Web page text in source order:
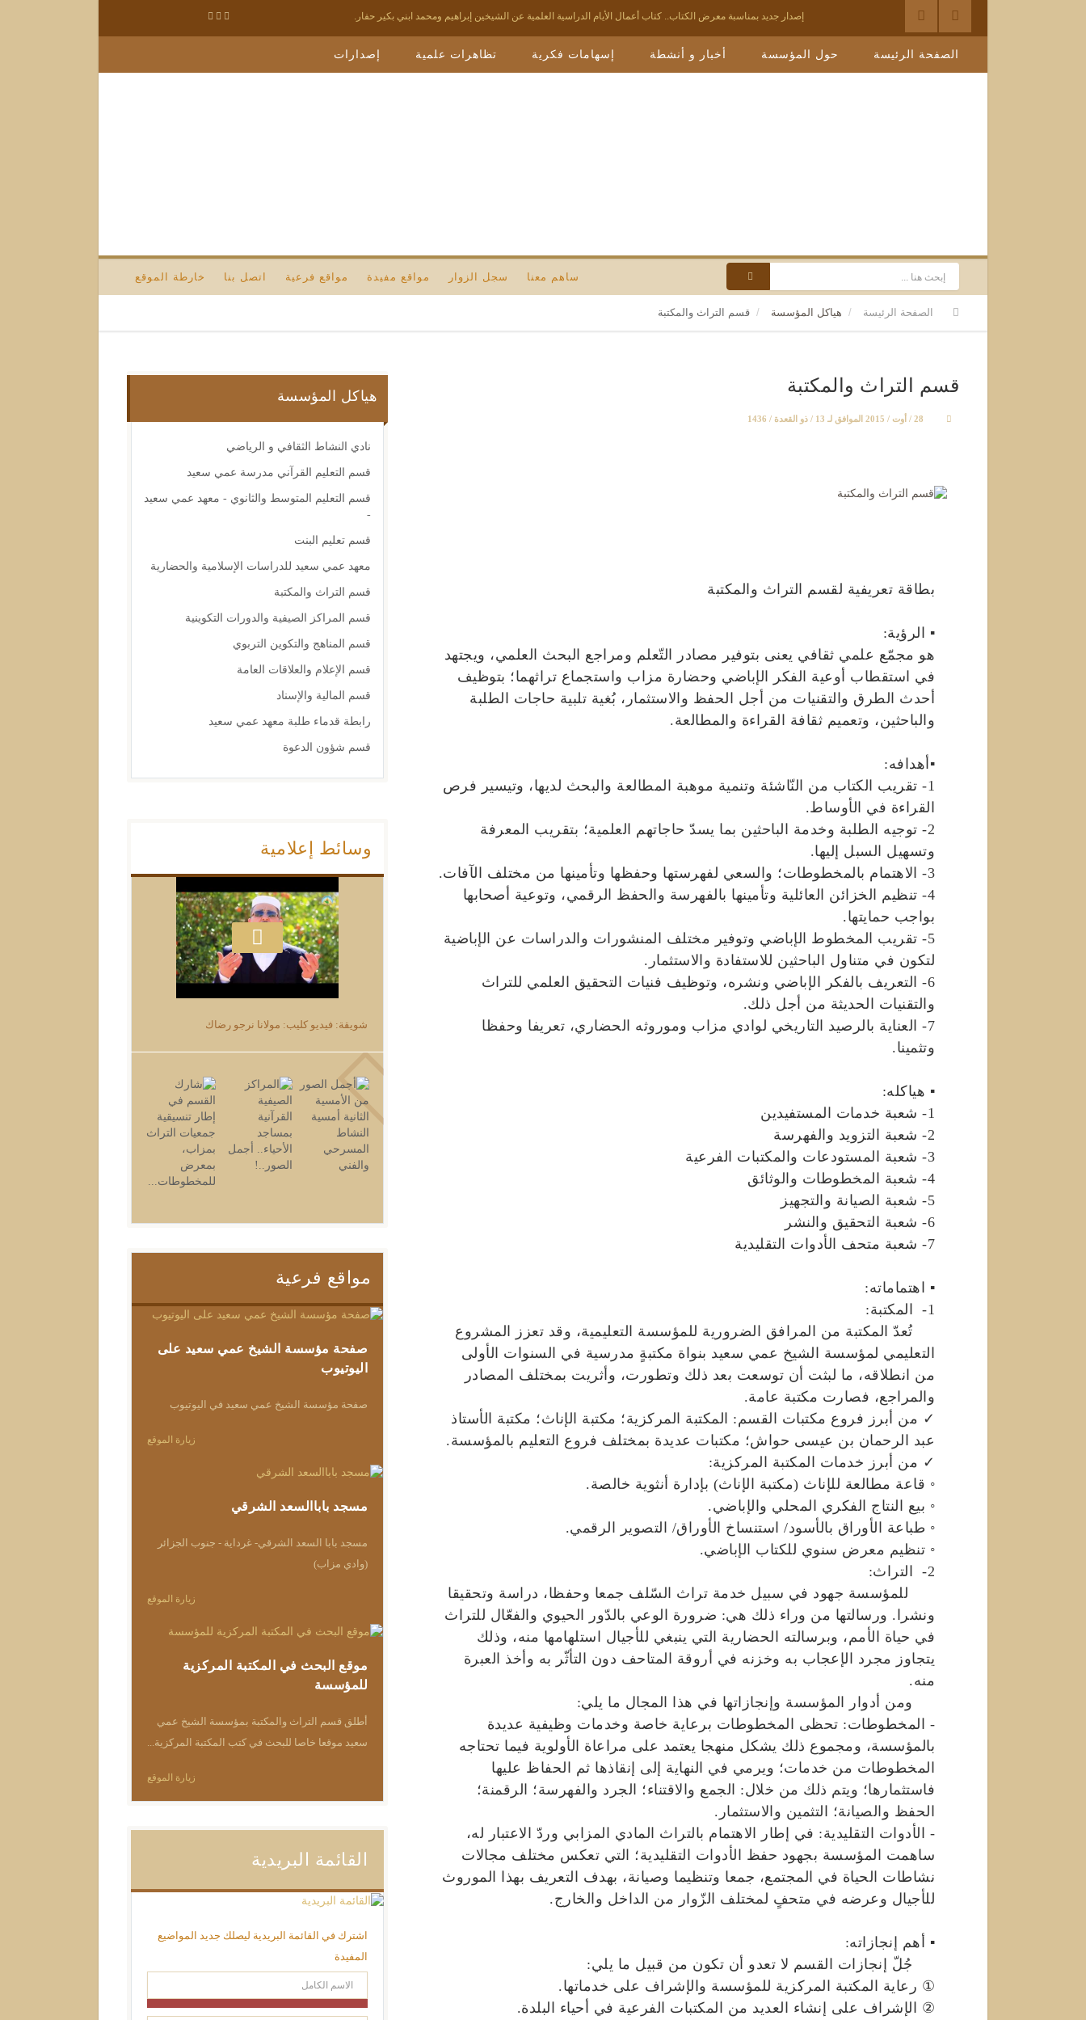
إصدار جديد بمناسبة معرض الكتاب.. كتاب أعمال الأيام الدراسية العلمية عن الشيخين إبراهيم ومحمد ابني بكير حفار.
إصدار جديد بمناسبة معرض الكتاب.. حوالي 1000 صفحة.
شهادة الشرعيات عمي سعيد
الصفحة الرئيسة حول المؤسسة أخبار و أنشطة إسهامات فكرية تظاهرات علمية إصدارات
ساهم معنا سجل الزوار مواقع مفيدة مواقع فرعية اتصل بنا خارطة الموقع
الصفحة الرئيسة هياكل المؤسسة قسم التراث والمكتبة
قسم التراث والمكتبة
بطاقة تعريفية لقسم التراث والمكتبة
▪ الرؤية:
هو مجمّع علمي ثقافي يعنى بتوفير مصادر التّعلم ومراجع البحث العلمي، ويجتهد
في استقطاب أوعية الفكر الإباضي وحضارة مزاب واستجماع تراثهما؛ بتوظيف
أحدث الطرق والتقنيات من أجل الحفظ والاستثمار، بُغية تلبية حاجات الطلبة
والباحثين، وتعميم ثقافة القراءة والمطالعة.
▪أهدافه:
1- تقريب الكتاب من النّاشئة وتنمية موهبة المطالعة والبحث لديها، وتيسير فرص
القراءة في الأوساط.
2- توجيه الطلبة وخدمة الباحثين بما يسدّ حاجاتهم العلمية؛ بتقريب المعرفة
وتسهيل السبل إليها.
3- الاهتمام بالمخطوطات؛ والسعي لفهرستها وحفظها وتأمينها من مختلف الآفات.
4- تنظيم الخزائن العائلية وتأمينها بالفهرسة والحفظ الرقمي، وتوعية أصحابها
بواجب حمايتها.
5- تقريب المخطوط الإباضي وتوفير مختلف المنشورات والدراسات عن الإباضية
لتكون في متناول الباحثين للاستفادة والاستثمار.
6- التعريف بالفكر الإباضي ونشره، وتوظيف فنيات التحقيق العلمي للتراث
والتقنيات الحديثة من أجل ذلك.
7- العناية بالرصيد التاريخي لوادي مزاب وموروثه الحضاري، تعريفا وحفظا
وتثمينا.
▪ هياكله:
1- شعبة خدمات المستفيدين
2- شعبة التزويد والفهرسة
3- شعبة المستودعات والمكتبات الفرعية
4- شعبة المخطوطات والوثائق
5- شعبة الصيانة والتجهيز
6- شعبة التحقيق والنشر
7- شعبة متحف الأدوات التقليدية
▪ اهتماماته:
1- المكتبة:
تُعدّ المكتبة من المرافق الضرورية للمؤسسة التعليمية، وقد تعزز المشروع
التعليمي لمؤسسة الشيخ عمي سعيد بنواة مكتبةٍ مدرسية في السنوات الأولى
من انطلاقه، ما لبثت أن توسعت بعد ذلك وتطورت، وأثريت بمختلف المصادر
والمراجع، فصارت مكتبة عامة.
✓ من أبرز فروع مكتبات القسم: المكتبة المركزية؛ مكتبة الإناث؛ مكتبة الأستاذ
عبد الرحمان بن عيسى حواش؛ مكتبات عديدة بمختلف فروع التعليم بالمؤسسة.
✓ من أبرز خدمات المكتبة المركزية:
◦ قاعة مطالعة للإناث (مكتبة الإناث) بإدارة أنثوية خالصة.
◦ بيع النتاج الفكري المحلي والإباضي.
◦ طباعة الأوراق بالأسود/ استنساخ الأوراق/ التصوير الرقمي.
◦ تنظيم معرض سنوي للكتاب الإباضي.
2- التراث:
للمؤسسة جهود في سبيل خدمة تراث السّلف جمعا وحفظا، دراسة وتحقيقا
ونشرا. ورسالتها من وراء ذلك هي: ضرورة الوعي بالدّور الحيوي والفعّال للتراث
في حياة الأمم، وبرسالته الحضارية التي ينبغي للأجيال استلهامها منه، وذلك
يتجاوز مجرد الإعجاب به وخزنه في أروقة المتاحف دون التأثّر به وأخذ العبرة
منه.
ومن أدوار المؤسسة وإنجازاتها في هذا المجال ما يلي:
- المخطوطات: تحظى المخطوطات برعاية خاصة وخدمات وظيفية عديدة
بالمؤسسة، ومجموع ذلك يشكل منهجا يعتمد على مراعاة الأولوية فيما تحتاجه
المخطوطات من خدمات؛ ويرمي في النهاية إلى إنقاذها ثم الحفاظ عليها
فاستثمارها؛ ويتم ذلك من خلال: الجمع والاقتناء؛ الجرد والفهرسة؛ الرقمنة؛
الحفظ والصيانة؛ التثمين والاستثمار.
- الأدوات التقليدية: في إطار الاهتمام بالتراث المادي المزابي وردّ الاعتبار له،
ساهمت المؤسسة بجهود حفظ الأدوات التقليدية؛ التي تعكس مختلف مجالات
نشاطات الحياة في المجتمع، جمعا وتنظيما وصيانة، بهدف التعريف بهذا الموروث
للأجيال وعرضه في متحفٍ لمختلف الزّوار من الداخل والخارج.
▪ أهم إنجازاته:
جُلّ إنجازات القسم لا تعدو أن تكون من قبيل ما يلي:
① رعاية المكتبة المركزية للمؤسسة والإشراف على خدماتها.
② الإشراف على إنشاء العديد من المكتبات الفرعية في أحياء البلدة.
هياكل المؤسسة
نادي النشاط الثقافي و الرياضي
قسم التعليم القرآني مدرسة عمي سعيد
قسم التعليم المتوسط والثانوي - معهد عمي سعيد
-
قسم تعليم البنت
معهد عمي سعيد للدراسات الإسلامية والحضارية
قسم التراث والمكتبة
قسم المراكز الصيفية والدورات التكوينية
قسم المناهج والتكوين التربوي
قسم الإعلام والعلاقات العامة
قسم المالية والإسناد
رابطة قدماء طلبة معهد عمي سعيد
قسم شؤون الدعوة
وسائط إعلامية
شويقة: فيديو كليب: مولانا نرجو رضاك
مواقع فرعية
صفحة مؤسسة الشيخ عمي سعيد على
اليوتيوب
صفحة مؤسسة الشيخ عمي سعيد في اليوتيوب
زيارة الموقع
مسجد باباالسعد الشرقي
مسجد بابا السعد الشرقي- غرداية - جنوب الجزائر
(وادي مزاب)
زيارة الموقع
موقع البحث في المكتبة المركزية
للمؤسسة
أطلق قسم التراث والمكتبة بمؤسسة الشيخ عمي
سعيد موقعا خاصا للبحث في كتب المكتبة المركزية...
زيارة الموقع
القائمة البريدية
اشترك في القائمة البريدية ليصلك جديد المواضيع
المفيدة